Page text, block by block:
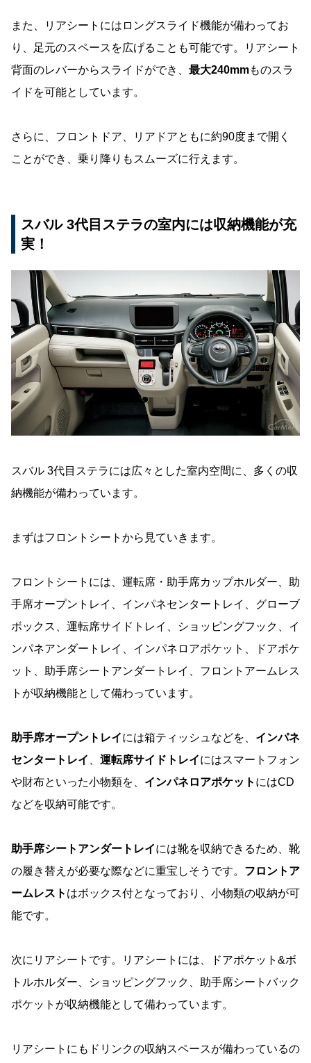
また、リアシートにはロングスライド機能が備わってお
り、足元のスペースを広げることも可能です。リアシート
背面のレバーからスライドができ、 最大240mmものスラ
イドを可能としています。
さらに、フロントドア、リアドアともに約90度まで開く
ことができ、乗り降りもスムーズに行えます。
スバル 3代目ステラの室内には収納機能が充
実！
スバル 3代目ステラには広々とした室内空間に、多くの収
納機能が備わっています。
まずはフロントシートから見ていきます。
フロントシートには、運転席・助手席カップホルダー、助
手席オープントレイ、インパネセンタートレイ、グローブ
ボックス、運転席サイドトレイ、ショッピングフック、イ
ンパネアンダートレイ、インパネロアポケット、ドアポケ
ット、助手席シートアンダートレイ、フロントアームレス
トが収納機能として備わっています。
助手席オープントレイには箱ティッシュなどを、 インパネ
センタートレイ
運転席サイドトレイにはスマートフォン
や財布といった小物類を、 インパネロアポケット にはCD
などを収納可能です。
助手席シートアンダートレイには靴を収納できるため、靴
の履き替えが必要な際などに重宝しそうです。 フロントア
ームレスト はボックス付となっており、小物類の収納が可
能です。
次にリアシートです。リアシートには、ドアポケット&ボ
トルホルダー、ショッピングフック、助手席シートバック
ポケットが収納機能として備わっています。
リアシートにもドリンクの収納スペースが備わっているの